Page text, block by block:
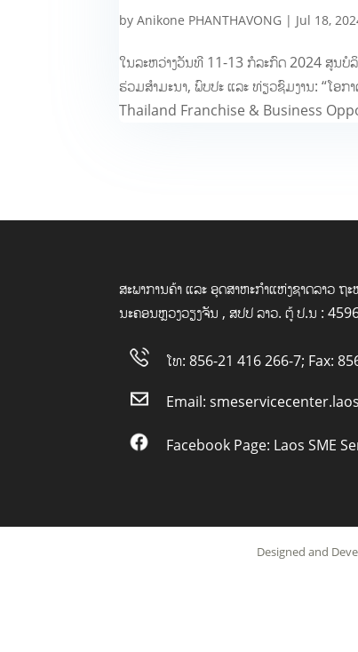
byAnikone PHANTHAVONG | Jul 18,
ໃນລະຫວ່າງວັນທີ 11-13 ກໍລະກົດ 2024 ສູນບໍລິ
ຮ່ວມສໍາມະນາ, ພົບປະ ແລະ ທ່ຽວຊົມງານ: “ໂອ
Thailand Franchise & Business
ສະພາການຄ້າ ແລະ ອຸດສາຫະກໍາແຫ່ງຊາດລາວ
ນະຄອນຫຼວງວຽງຈັນ , ສປປ ລາວ. ຕູ້ ປ.ນ :
ໂທ: 856-21 416 266-7; Fax:
Email:
Facebook Page: Laos SME
Designed and